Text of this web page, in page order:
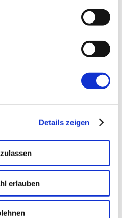
Details zeigen
erlauben
Pipeline. Integriert in alle
Nützliches